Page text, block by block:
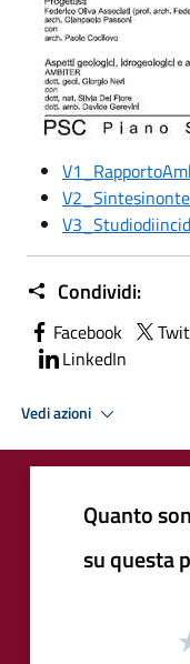
Condividi:
Facebook
LinkedIn
Vedi azioni
Quanto
su questa